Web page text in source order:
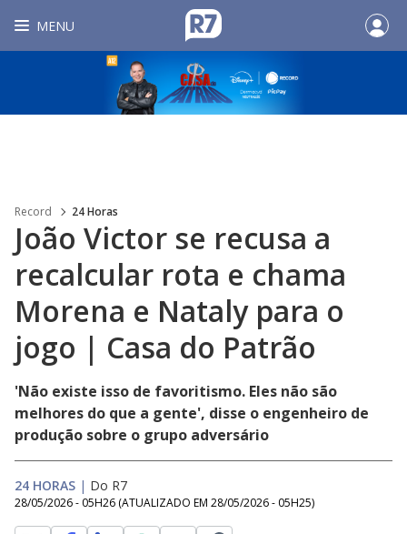
MENU
Record 24 Horas
João Victor se recusa a
recalcular rota e chama
Morena e Nataly para o
jogo | Casa do Patrão
'Não existe isso de favoritismo. Eles não são
melhores do que a gente', disse o engenheiro de
produção sobre o grupo adversário
24 HORAS | Do R7
28/05/2026 - 05H26 (ATUALIZADO EM 28/05/2026 - 05H25)